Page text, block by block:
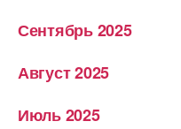
Сентябрь 2025
Август 2025
Июль 2025